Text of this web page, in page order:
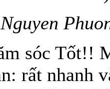
sóc Tốt!!
rất nhanh